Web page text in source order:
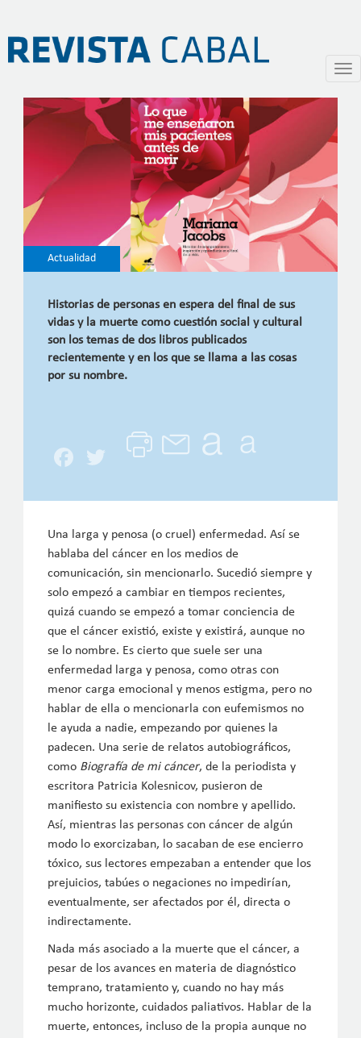
Pasar
contenido
principal
Amigarse con la muerte
Actualidad
Historias de personas en espera del final de sus
vidas y la muerte como cuestión social y cultural
son los temas de dos libros publicados
recientemente y en los que se llama a las cosas
por su nombre.
Facebook
Twitter
Una larga y penosa (o cruel) enfermedad. Así se
hablaba del cáncer en los medios de
comunicación, sin mencionarlo. Sucedió siempre y
solo empezó a cambiar en tiempos recientes,
quizá cuando se empezó a tomar conciencia de
que el cáncer existió, existe y existirá, aunque no
se lo nombre. Es cierto que suele ser una
enfermedad larga y penosa, como otras con
menor carga emocional y menos estigma, pero no
hablar de ella o mencionarla con eufemismos no
le ayuda a nadie, empezando por quienes la
padecen. Una serie de relatos autobiográficos,
como Biografía de mi cáncer, de la periodista y
escritora Patricia Kolesnicov, pusieron de
manifiesto su existencia con nombre y apellido.
Así, mientras las personas con cáncer de algún
modo lo exorcizaban, lo sacaban de ese encierro
tóxico, sus lectores empezaban a entender que los
prejuicios, tabúes o negaciones no impedirían,
eventualmente, ser afectados por él, directa o
indirectamente.
Nada más asociado a la muerte que el cáncer, a
pesar de los avances en materia de diagnóstico
temprano, tratamiento y, cuando no hay más
mucho horizonte, cuidados paliativos. Hablar de la
muerte, entonces, incluso de la propia aunque no